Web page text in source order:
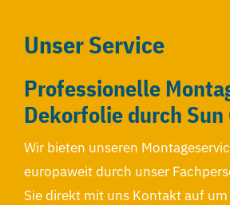
Unser Service
Professionelle
Dekorfolie durch
Wir bieten unseren
europaweit durch unser
Sie direkt mit uns Kontakt auf